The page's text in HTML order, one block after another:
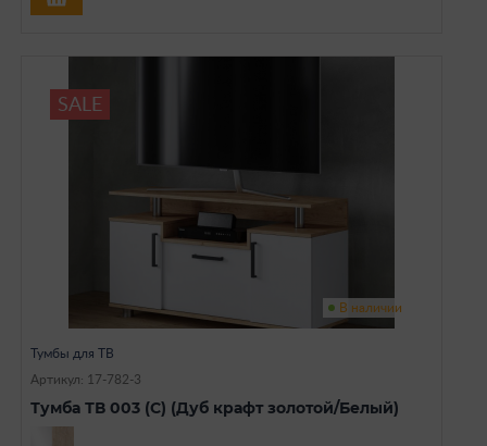
SALE
В наличии
Тумбы для ТВ
Артикул: 17-782-3
Тумба ТВ 003 (С) (Дуб крафт золотой/Белый)